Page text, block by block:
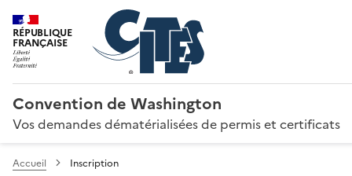
RÉPUBLIQUE
FRANÇAISE
Convention de Washington
Vos demandes dématérialisées de permis et certificats
Accueil Inscription